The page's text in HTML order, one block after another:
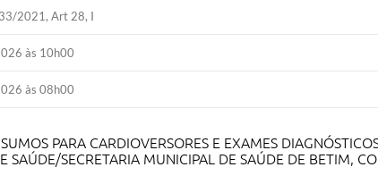
2021, Art 28, I
às 10h00
às 08h00
PARA CARDIOVERSORES E EXAMES
SAÚDE/SECRETARIA MUNICIPAL DE SAÚDE DE BETIM,